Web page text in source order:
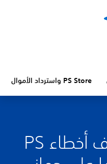
PS Store واسترداد الأموال
كيفية استكشاف أخطاء PS